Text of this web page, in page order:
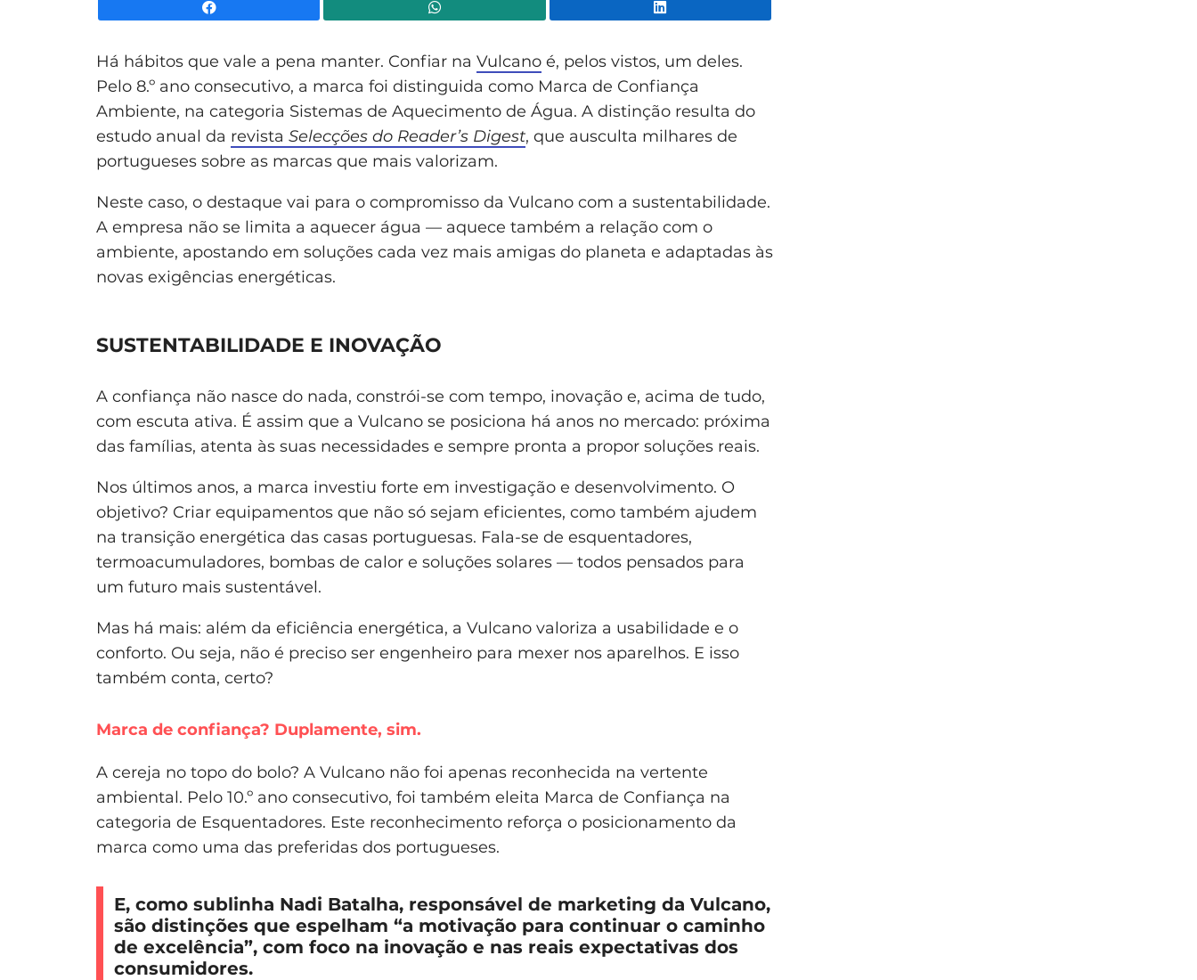
Há hábitos que vale a pena manter. Confiar na Vulcano é, pelos vistos, um deles.
Pelo 8.º ano consecutivo, a marca foi distinguida como Marca de Confiança
Ambiente, na categoria Sistemas de Aquecimento de Água. A distinção resulta do
estudo anual da revista Selecções do Reader’s Digest, que ausculta milhares de
portugueses sobre as marcas que mais valorizam.
Neste caso, o destaque vai para o compromisso da Vulcano com a sustentabilidade.
A empresa não se limita a aquecer água — aquece também a relação com o
ambiente, apostando em soluções cada vez mais amigas do planeta e adaptadas às
novas exigências energéticas.
SUSTENTABILIDADE E INOVAÇÃO
A confiança não nasce do nada, constrói-se com tempo, inovação e, acima de tudo,
com escuta ativa. É assim que a Vulcano se posiciona há anos no mercado: próxima
das famílias, atenta às suas necessidades e sempre pronta a propor soluções reais.
Nos últimos anos, a marca investiu forte em investigação e desenvolvimento. O
objetivo? Criar equipamentos que não só sejam eficientes, como também ajudem
na transição energética das casas portuguesas. Fala-se de esquentadores,
termoacumuladores, bombas de calor e soluções solares — todos pensados para
um futuro mais sustentável.
Mas há mais: além da eficiência energética, a Vulcano valoriza a usabilidade e o
conforto. Ou seja, não é preciso ser engenheiro para mexer nos aparelhos. E isso
também conta, certo?
Marca de confiança? Duplamente, sim.
A cereja no topo do bolo? A Vulcano não foi apenas reconhecida na vertente
ambiental. Pelo 10.º ano consecutivo, foi também eleita Marca de Confiança na
categoria de Esquentadores. Este reconhecimento reforça o posicionamento da
marca como uma das preferidas dos portugueses.
E, como sublinha Nadi Batalha, responsável de marketing da Vulcano,
são distinções que espelham “a motivação para continuar o caminho
de excelência”, com foco na inovação e nas reais expectativas dos
consumidores.